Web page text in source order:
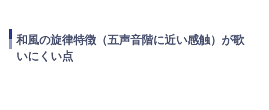
和風の旋律特徴（五声音階に近い感触）が歌
いにくい点